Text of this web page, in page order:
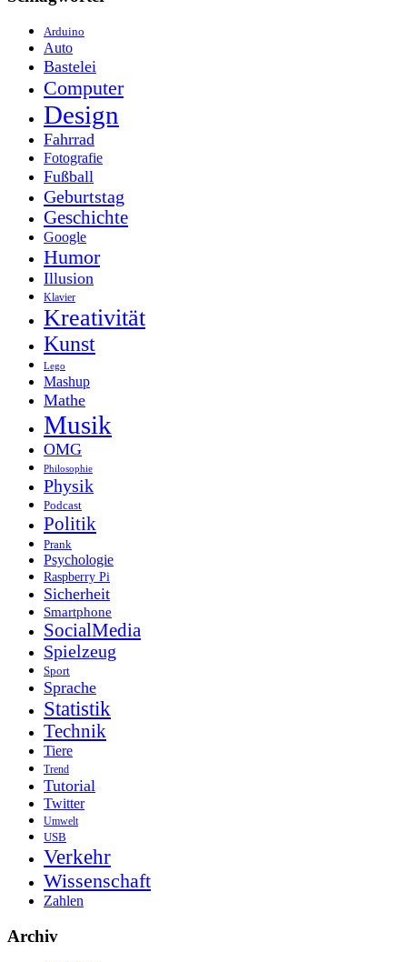
Arduino
Auto
Bastelei
Computer
Design
Fahrrad
Fotografie
Fußball
Geburtstag
Geschichte
Google
Humor
Illusion
Klavier
Kreativität
Kunst
Lego
Mashup
Mathe
Musik
OMG
Philosophie
Physik
Podcast
Politik
Prank
Psychologie
Raspberry Pi
Sicherheit
Smartphone
SocialMedia
Spielzeug
Sport
Sprache
Statistik
Technik
Tiere
Trend
Tutorial
Twitter
Umwelt
USB
Verkehr
Wissenschaft
Zahlen
Archiv